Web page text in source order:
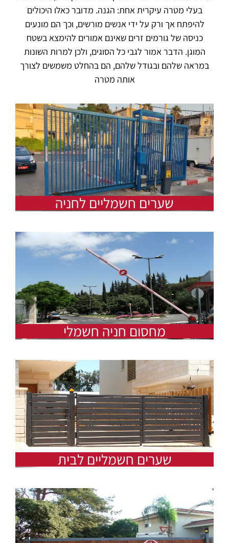
בעלי מטרה עיקרית אחת: הגנה. מדובר כאלו היכולים
להיפתח אך ורק על ידי אנשים מורשים, וכך הם מונעים
כניסה של גורמים זרים שאינם אמורים להימצא בשטח
המוגן. הדבר אמור לגבי כל הסוגים, ולכן למרות השונות
במראה שלהם ובגודל שלהם, הם בהחלט משמשים לצורך
אותה מטרה
שערים חשמליים לחניה
מחסום חניה חשמלי
שערים חשמליים לבית